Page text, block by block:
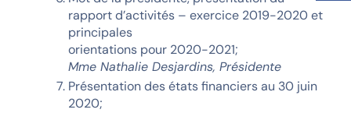
rapport d’activités – exercice 2019-2020 et
principales
orientations pour 2020-2021;
Mme Nathalie Desjardins, Présidente
Présentation des états financiers au 30 juin
2020;